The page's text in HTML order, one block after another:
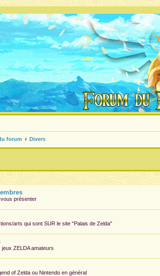
forum Divers
présenter
arts qui sont SUR le site "Palais de Zelda"
ZELDA amateurs
of Zelda ou Nintendo en général